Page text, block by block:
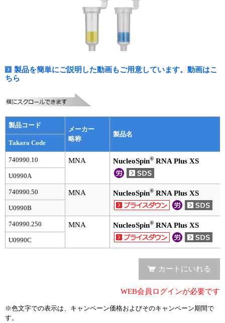
クローニング実験ガイド
細胞選択ガイド
アプリケーションノート
プロトコール集
ユーザーズボイス集
動画ライブラリー
Q&A
製品を簡単にご説明した動画もご用意しています。動画はこ
ちら
製品コード
メーカー
略称
製品名
Takara Code
740990.10 MNA NucleoSpin® RNA Plus XS
U0990A
740990.50 MNA NucleoSpin® RNA Plus XS
U0990B
740990.250 MNA NucleoSpin® RNA Plus XS
U0990C
※色文字での表示は、キャンペーン価格およびそのキャンペーン期間で
す。
カートにいれる
WEB会員ログインが必要です